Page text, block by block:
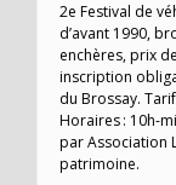
2e Festival de
d’avant 1990,
enchères, prix
inscription
du Brossay.
Horaires : 10h-
par Association
patrimoine.